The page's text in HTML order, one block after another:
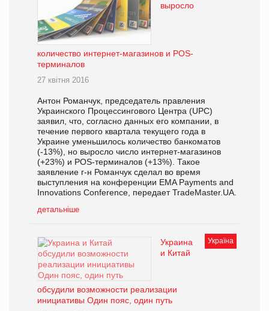
выросло
количество интернет-магазинов и POS-
терминалов
27 квітня 2016
Антон Романчук, председатель правления
Украинского Процессингового Центра (UPC)
заявил, что, согласно данных его компании, в
течение первого квартала текущего года в
Украине уменьшилось количество банкоматов
(-13%), но выросло число интернет-магазинов
(+23%) и POS-терминалов (+13%). Такое
заявление г-н Романчук сделал во время
выступления на конференции EMA Payments and
Innovations Conference, передает TradeMaster.UA.
детальніше
Україна
Украина
и Китай
обсудили возможности реализации
инициативы Один пояс, один путь